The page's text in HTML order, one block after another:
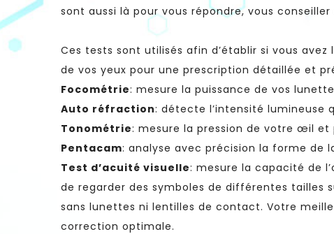
sont aussi là pour vous répondre, vous conseiller
Ces tests sont utilisés afin d’établir si vous
de vos yeux pour une prescription détaillée et
Focométrie: mesure la puissance de vos
Auto réfraction: détecte l’intensité lumineuse
Tonométrie: mesure la pression de votre œil et
Pentacam: analyse avec précision la forme de
Test d’acuité visuelle: mesure la capacité de
de regarder des symboles de différentes tailles
sans lunettes ni lentilles de contact. Votre
correction optimale.